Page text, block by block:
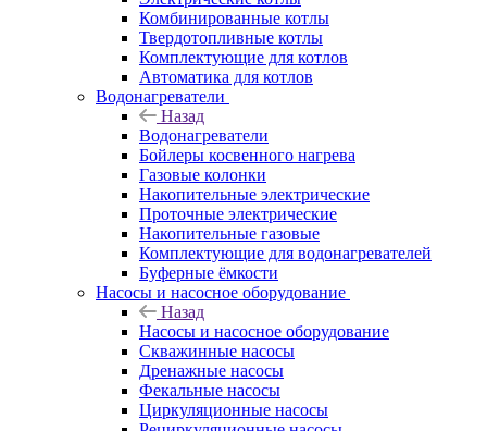
Комбинированные котлы
Твердотопливные котлы
Комплектующие для котлов
Автоматика для котлов
Водонагреватели
Назад
Водонагреватели
Бойлеры косвенного нагрева
Газовые колонки
Накопительные электрические
Проточные электрические
Накопительные газовые
Комплектующие для водонагревателей
Буферные ёмкости
Насосы и насосное оборудование
Назад
Насосы и насосное оборудование
Скважинные насосы
Дренажные насосы
Фекальные насосы
Циркуляционные насосы